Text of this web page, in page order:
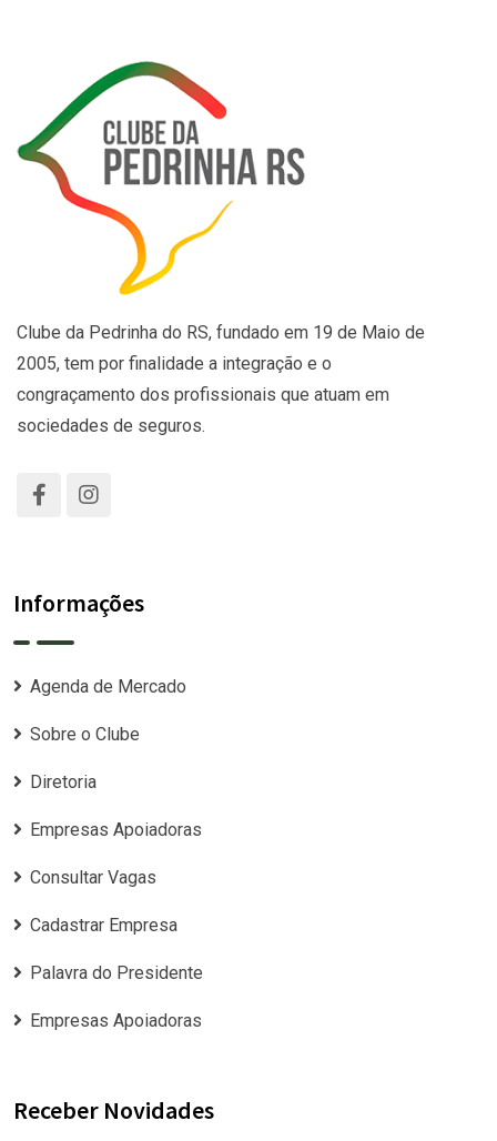
Clube da Pedrinha do RS, fundado em 19 de Maio de
2005, tem por finalidade a integração e o
congraçamento dos profissionais que atuam em
sociedades de seguros.
Informações
Agenda de Mercado
Sobre o Clube
Diretoria
Empresas Apoiadoras
Consultar Vagas
Cadastrar Empresa
Palavra do Presidente
Empresas Apoiadoras
Receber Novidades